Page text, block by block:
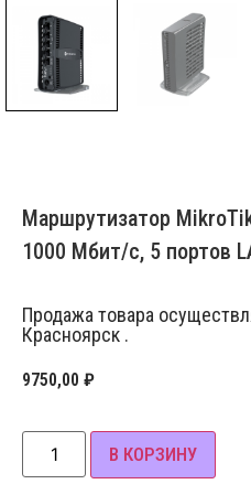
Маршрутизатор
1000 Мбит/с, 5 портов
Продажа товара
Красноярск .
9750,00 ₽
В КОРЗИНУ